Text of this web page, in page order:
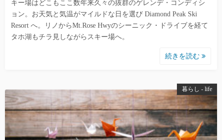
キー場はどこもここ数年来久々の抜群のゲレンデ・コンディシ
ョン。お天気と気温がマイルドな日を選び Diamond Peak Ski
Resort へ。リノからMt.Rose Hwyのシーニック・ドライブを経て
タホ湖もチラ見しながらスキー場へ。
続きを読む
暮らし - life